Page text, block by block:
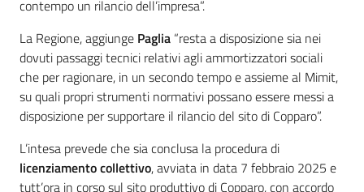
contempo un rilancio dell’impresa”.
La Regione, aggiunge Paglia “resta a disposizione sia nei
dovuti passaggi tecnici relativi agli ammortizzatori sociali
che per ragionare, in un secondo tempo e assieme al Mimit,
su quali propri strumenti normativi possano essere messi a
disposizione per supportare il rilancio del sito di Copparo”.
L’intesa prevede che sia conclusa la procedura di
licenziamento collettivo, avviata in data 7 febbraio 2025 e
tutt’ora in corso sul sito produttivo di Copparo, con accordo